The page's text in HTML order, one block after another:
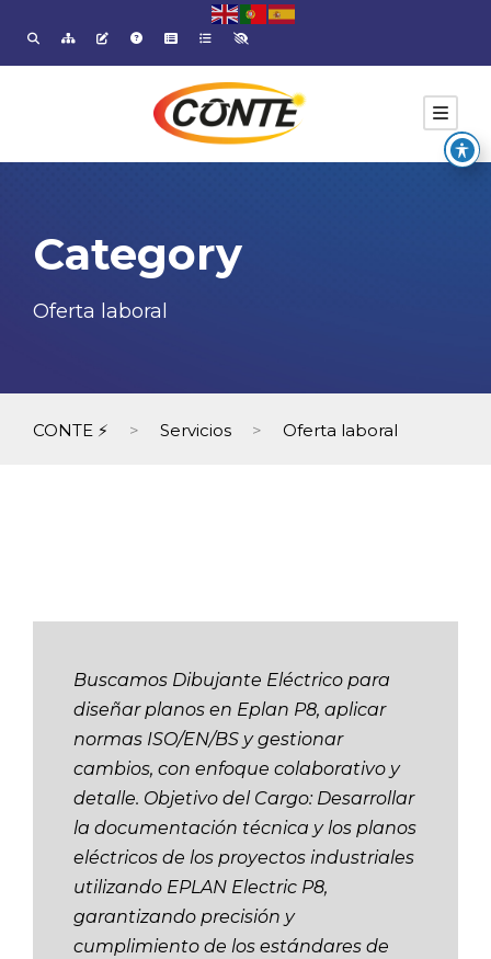
Category
Oferta laboral
CONTE ⚡ > Servicios > Oferta laboral
Buscamos Dibujante Eléctrico para
diseñar planos en Eplan P8, aplicar
normas ISO/EN/BS y gestionar
cambios, con enfoque colaborativo y
detalle. Objetivo del Cargo: Desarrollar
la documentación técnica y los planos
eléctricos de los proyectos industriales
utilizando EPLAN Electric P8,
garantizando precisión y
cumplimiento de los estándares de